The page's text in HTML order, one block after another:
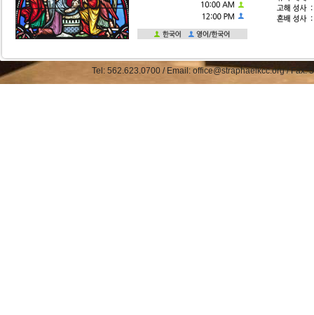
Tel: 562.623.0700 / Email: office@straphaelkcc.org /